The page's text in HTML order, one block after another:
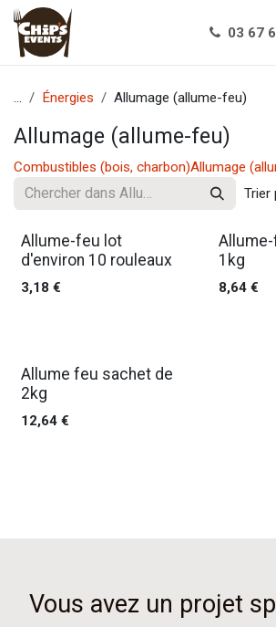
Se rendre au contenu
03 67
... Énergies Allumage (allume-feu)
Allumage (allume-feu)
Combustibles (bois, charbon)Allumage
Trier
Allume-feu lot
d'environ 10 rouleaux
3,18 €
1kg
8,64€
Allume feu sachet de
2kg
12,64 €
Vous avez un projet